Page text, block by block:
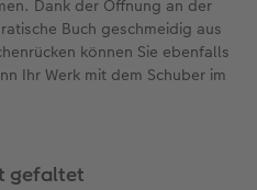
Dank der Öffnung an der
Buch geschmeidig aus
können Sie ebenfalls
Ihr Werk mit dem Schuber im
gefaltet